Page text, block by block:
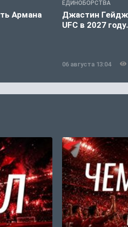
Армана
ЕДИНОБОРСТВА
Джастин
UFC в 2027 году.
06 августа 13:04